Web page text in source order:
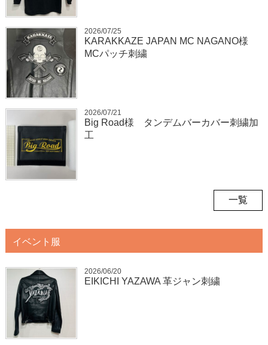
2026/07/25
KARAKKAZE JAPAN MC NAGANO様
MCパッチ刺繍
2026/07/21
Big Road様 タンデムバーカバー刺繍加
工
一覧
イベント服
2026/06/20
EIKICHI YAZAWA 革ジャン刺繍